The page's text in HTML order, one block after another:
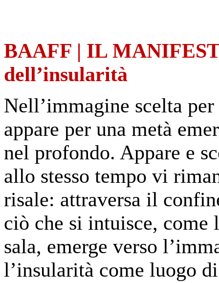
BAAFF | IL
dell’insularità
Nell’immagine scelta
appare per una metà
nel profondo. Appare e
allo stesso tempo vi
risale: attraversa il
ciò che si intuisce, come
sala, emerge verso
l’insularità come luogo